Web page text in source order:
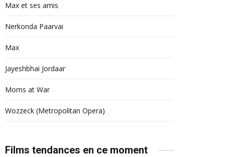
Max et ses amis
Nerkonda Paarvai
Max
Jayeshbhai Jordaar
Moms at War
Wozzeck (Metropolitan Opera)
Films tendances en ce moment